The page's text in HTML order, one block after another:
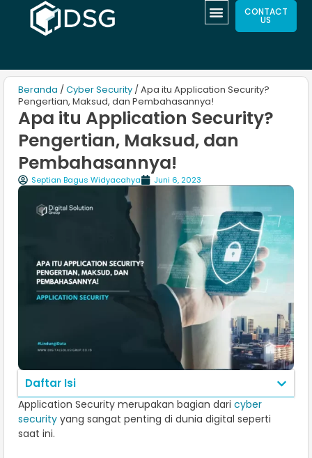
CONTACT
US
Beranda / Cyber Security / Apa itu Application Security?
Pengertian, Maksud, dan Pembahasannya!
Apa itu Application Security?
Pengertian, Maksud, dan
Pembahasannya!
Septian Bagus Widyacahya Juni 6, 2023
Daftar Isi
Application Security merupakan bagian dari cyber
security yang sangat penting di dunia digital seperti
saat ini.